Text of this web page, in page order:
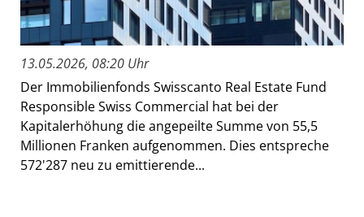
13.05.2026, 08:20 Uhr
Der Immobilienfonds Swisscanto Real Estate Fund
Responsible Swiss Commercial hat bei der
Kapitalerhöhung die angepeilte Summe von 55,5
Millionen Franken aufgenommen. Dies entspreche
572'287 neu zu emittierende...